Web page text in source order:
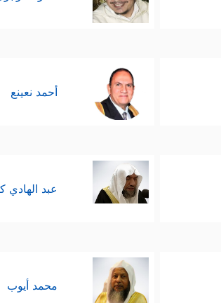
أحمد نعينع
عبد الهادي
محمد أيوب